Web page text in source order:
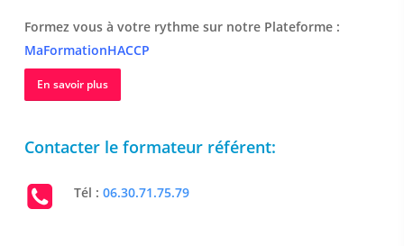
Formez vous à votre rythme sur notre Plateforme :
MaFormationHACCP
En savoir plus
Contacter le formateur référent:
Tél :06.30.71.75.79